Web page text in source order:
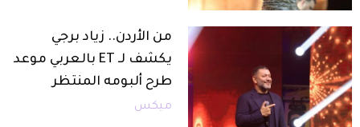
من الأردن.. زياد برجي
يكشف لـ ET بالعربي موعد
طرح ألبومه المنتظر
ميكس